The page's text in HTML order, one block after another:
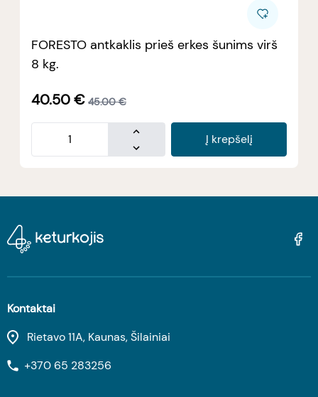
FORESTO antkaklis prieš erkes šunims virš
8 kg.
40.50€ 45.00 €
Į krepšelį
Kontaktai
Rietavo 11A, Kaunas, Šilainiai
+370 65 283256